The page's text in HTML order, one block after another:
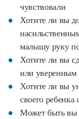
чувствовали
Хотите ли вы
малышу руку
Хотите ли вы
или уверенным
Хотите ли вы
своего
Может быть вы